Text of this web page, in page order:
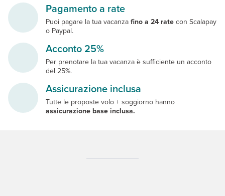
Pagamento a rate
Puoi pagare la tua vacanza fino a 24 rate con Scalapay
o Paypal.
Acconto 25%
Per prenotare la tua vacanza è sufficiente un acconto
del 25%.
Assicurazione inclusa
Tutte le proposte volo + soggiorno hanno
assicurazione base inclusa.